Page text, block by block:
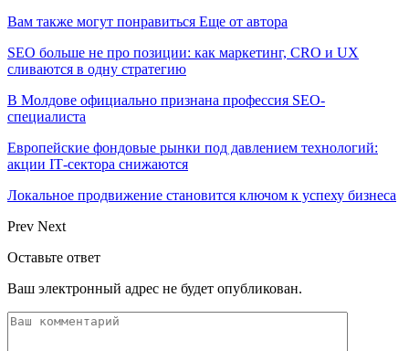
Вам также могут понравиться Еще от автора
SEO больше не про позиции: как маркетинг, CRO и UX
сливаются в одну стратегию
В Молдове официально признана профессия SEO-
специалиста
Европейские фондовые рынки под давлением технологий:
акции IT‑сектора снижаются
Локальное продвижение становится ключом к успеху бизнеса
Prev Next
Оставьте ответ
Ваш электронный адрес не будет опубликован.